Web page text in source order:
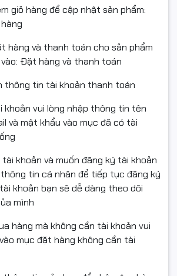
mạnh mẽ với
7 7730U
bị bộ vi xử lý
chip này đủ mạnh để xử lý mượt mà
nâng cao, học tập trực tuyến,
hay xử lý dữ liệu hàng ngày, đồng
năng tiết kiệm điện năng.
và SSD 1TB rộng
giỏ hàng để cập nhật sản phẩm:
hàng và thanh toán cho sản phẩm
Đặt hàng và thanh toán
thông tin tài khoản thanh toán
khoản vui lòng nhập thông tin tên
và mật khẩu vào mục đã có tài
khoản và muốn đăng ký tài khoản
tin cá nhân để tiếp tục đăng ký
khoản bạn sẽ dễ dàng theo dõi
mình
hàng mà không cần tài khoản vui
mục đặt hàng không cần tài